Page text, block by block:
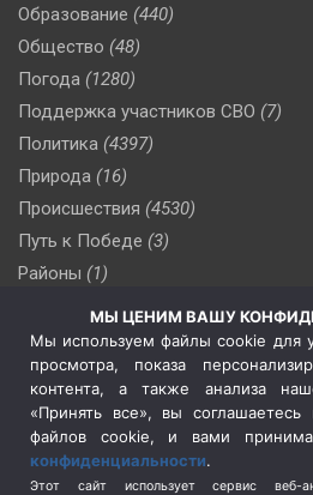
Образование (440)
Общество (48)
Погода (1280)
Поддержка участников СВО (7)
Политика (4397)
Природа (16)
Происшествия (4530)
Путь к Победе (3)
Районы (1)
Сельское хозяйство (3)
Социальная политика
(3)
Спецоперация в Украине
Спецоперация на Украине
(404)
Спорт (740)
МЫ ЦЕНИМ ВАШУ
Мы используем файлы cookie для
просмотра, показа
контента, а также анализа
«Принять все», вы
файлов cookie, и вами
конфиденциальности.
Этот сайт использует сервис веб-